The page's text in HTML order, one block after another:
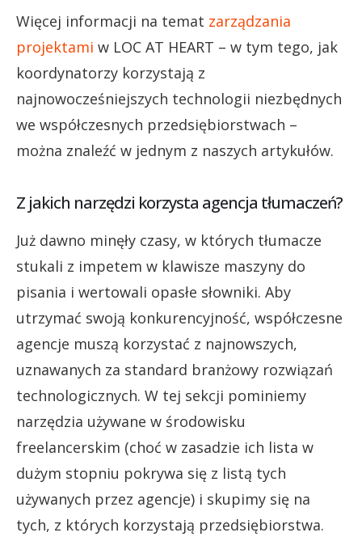
Więcej informacji na temat zarządzania
projektami w LOC AT HEART – w tym tego, jak
koordynatorzy korzystają z
najnowocześniejszych technologii niezbędnych
we współczesnych przedsiębiorstwach –
można znaleźć w jednym z naszych artykułów.
Z jakich narzędzi korzysta agencja tłumaczeń?
Już dawno minęły czasy, w których tłumacze
stukali z impetem w klawisze maszyny do
pisania i wertowali opasłe słowniki. Aby
utrzymać swoją konkurencyjność, współczesne
agencje muszą korzystać z najnowszych,
uznawanych za standard branżowy rozwiązań
technologicznych. W tej sekcji pominiemy
narzędzia używane w środowisku
freelancerskim (choć w zasadzie ich lista w
dużym stopniu pokrywa się z listą tych
używanych przez agencje) i skupimy się na
tych, z których korzystają przedsiębiorstwa.